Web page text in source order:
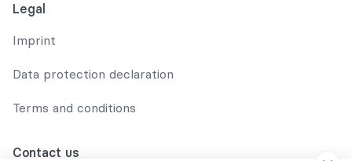
Legal
Imprint
Data protection declaration
Terms and conditions
Contact us